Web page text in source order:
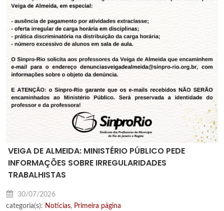
VEIGA DE ALMEIDA: MINISTÉRIO PÚBLICO PEDE
INFORMAÇÕES SOBRE IRREGULARIDADES
TRABALHISTAS
30/07/2026
categoria(s): Notícias, Primeira página